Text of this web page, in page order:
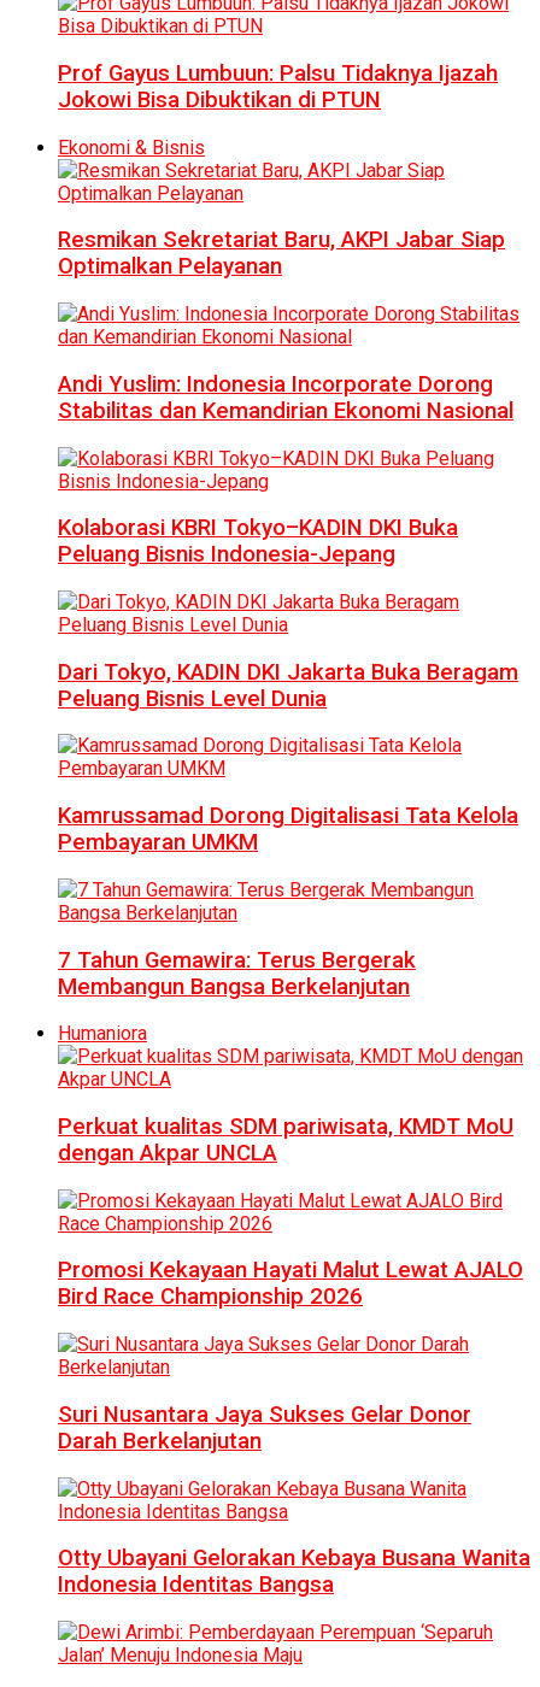
Prof Gayus Lumbuun: Palsu Tidaknya Ijazah
Jokowi Bisa Dibuktikan di PTUN
Ekonomi & Bisnis
Resmikan Sekretariat Baru, AKPI Jabar Siap
Optimalkan Pelayanan
Andi Yuslim: Indonesia Incorporate Dorong
Stabilitas dan Kemandirian Ekonomi Nasional
Kolaborasi KBRI Tokyo–KADIN DKI Buka
Peluang Bisnis Indonesia-Jepang
Dari Tokyo, KADIN DKI Jakarta Buka Beragam
Peluang Bisnis Level Dunia
Kamrussamad Dorong Digitalisasi Tata Kelola
Pembayaran UMKM
7 Tahun Gemawira: Terus Bergerak
Membangun Bangsa Berkelanjutan
Humaniora
Perkuat kualitas SDM pariwisata, KMDT MoU
dengan Akpar UNCLA
Promosi Kekayaan Hayati Malut Lewat AJALO
Bird Race Championship 2026
Suri Nusantara Jaya Sukses Gelar Donor
Darah Berkelanjutan
Otty Ubayani Gelorakan Kebaya Busana Wanita
Indonesia Identitas Bangsa